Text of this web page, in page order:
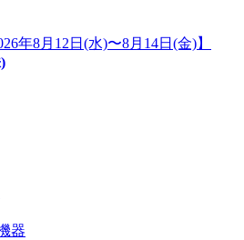
年8月12日(水)〜8月14日(金)】
器